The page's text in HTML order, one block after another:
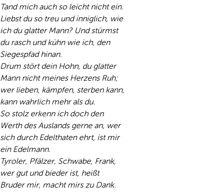
Tand mich auch so leicht nicht ein.
Liebst du so treu und inniglich, wie
ich du glatter Mann? Und stürmst
du rasch und kühn wie ich, den
Siegespfad hinan.
Drum stört dein Hohn, du glatter
Mann nicht meines Herzens Ruh;
wer lieben, kämpfen, sterben kann,
kann wahrlich mehr als du.
So stolz erkenn ich doch den
Werth des Auslands gerne an, wer
sich durch Edelthaten ehrt, ist mir
ein Edelmann.
Tyroler, Pfälzer, Schwabe, Frank,
wer gut und bieder ist, heißt
Bruder mir, macht mirs zu Dank.